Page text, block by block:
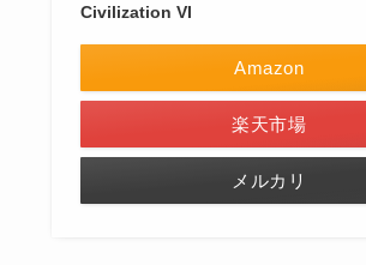
Civilization VI
Amazon
楽天市場
メルカリ